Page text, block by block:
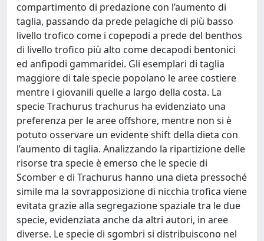
compartimento di predazione con l’aumento di
taglia, passando da prede pelagiche di più basso
livello trofico come i copepodi a prede del benthos
di livello trofico più alto come decapodi bentonici
ed anfipodi gammaridei. Gli esemplari di taglia
maggiore di tale specie popolano le aree costiere
mentre i giovanili quelle a largo della costa. La
specie Trachurus trachurus ha evidenziato una
preferenza per le aree offshore, mentre non si è
potuto osservare un evidente shift della dieta con
l’aumento di taglia. Analizzando la ripartizione delle
risorse tra specie è emerso che le specie di
Scomber e di Trachurus hanno una dieta pressoché
simile ma la sovrapposizione di nicchia trofica viene
evitata grazie alla segregazione spaziale tra le due
specie, evidenziata anche da altri autori, in aree
diverse. Le specie di sgombri si distribuiscono nel